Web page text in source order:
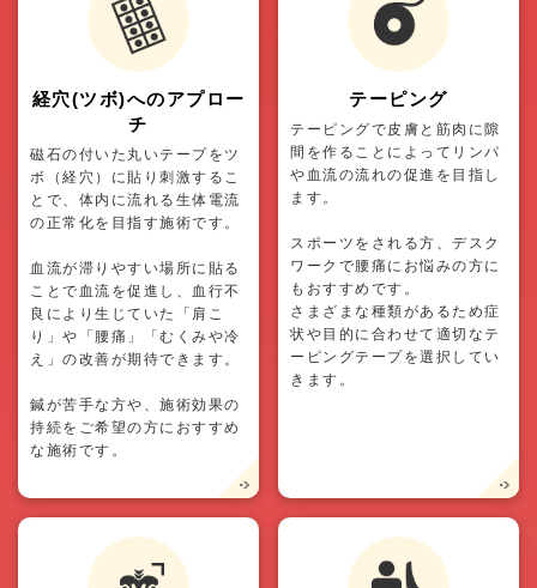
経穴(ツボ)へのアプロー
チ
磁石の付いた丸いテープをツ
ボ（経穴）に貼り刺激するこ
とで、体内に流れる生体電流
の正常化を目指す施術です。
血流が滞りやすい場所に貼る
ことで血流を促進し、血行不
良により生じていた「肩こ
り」や「腰痛」「むくみや冷
え」の改善が期待できます。
鍼が苦手な方や、施術効果の
持続をご希望の方におすすめ
な施術です。
テーピング
テーピングで皮膚と筋肉に隙
間を作ることによってリンパ
や血流の流れの促進を目指し
ます。
スポーツをされる方、デスク
ワークで腰痛にお悩みの方に
もおすすめです。
さまざまな種類があるため症
状や目的に合わせて適切なテ
ーピングテープを選択してい
きます。